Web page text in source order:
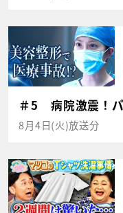
＃5 病院激震！
8月4日(火)放送分